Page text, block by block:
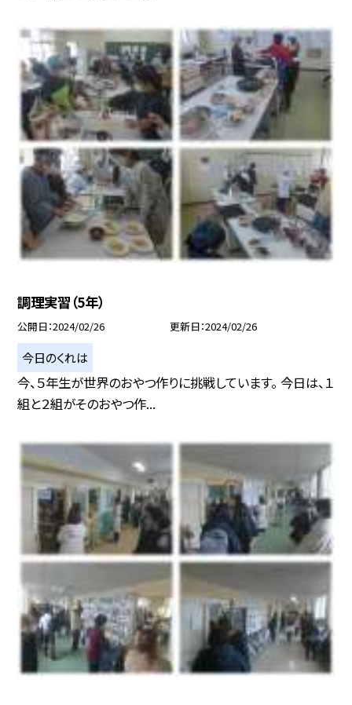
調理実習（5年）
公開日 2024/02/26 更新日 2024/02/26
今日のくれは
今、５年生が世界のおやつ作りに挑戦しています。 今日は、１
組と２組がそのおやつ作...